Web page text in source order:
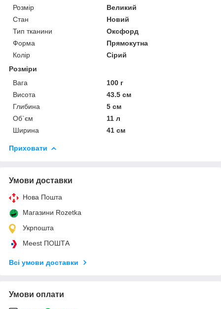
Розмір
Великий
Стан
Новий
Тип тканини
Оксфорд
Форма
Прямокутна
Колір
Сірий
Розміри
Вага
100 г
Висота
43.5 см
Глибина
5 см
Об`єм
11 л
Ширина
41 см
Приховати
Умови доставки
Нова Пошта
Магазини Rozetka
Укрпошта
Meest ПОШТА
Всі умови доставки
Умови оплати